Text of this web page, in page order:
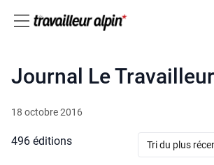
Journal Le
18 octobre 2016
496 éditions